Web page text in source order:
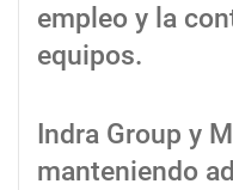
empleo y la
equipos.
Indra Group y
manteniendo